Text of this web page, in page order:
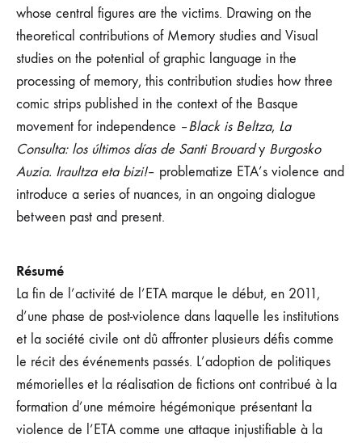
whose central figures are the victims. Drawing on the
theoretical contributions of Memory studies and Visual
studies on the potential of graphic language in the
processing of memory, this contribution studies how three
comic strips published in the context of the Basque
movement for independence –Black is Beltza, La
Consulta: los últimos días de Santi Brouardy Burgosko
Auzia. Iraultza eta bizi!– problematize ETA’s violence and
introduce a series of nuances, in an ongoing dialogue
between past and present.
Résumé
La fin de l’activité de l’ETA marque le début, en 2011,
d’une phase de post-violence dans laquelle les institutions
et la société civile ont dû affronter plusieurs défis comme
le récit des événements passés. L’adoption de politiques
mémorielles et la réalisation de fictions ont contribué à la
formation d’une mémoire hégémonique présentant la
violence de l’ETA comme une attaque injustifiable à la